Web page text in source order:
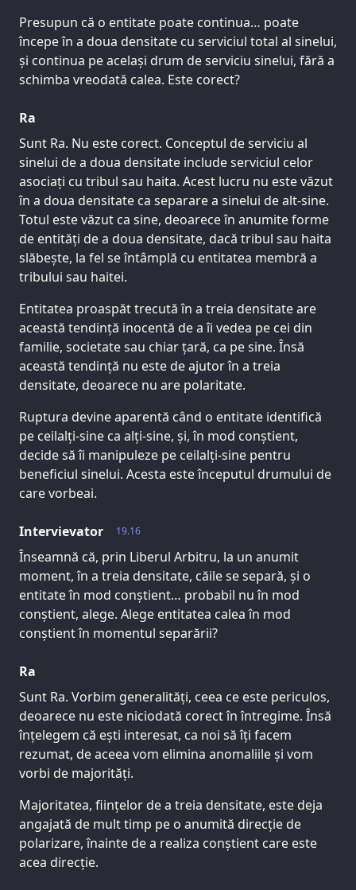
Presupun că o entitate poate continua… poate
începe în a doua densitate cu serviciul total al sinelui,
și continua pe același drum de serviciu sinelui, fără a
schimba vreodată calea. Este corect?
Ra
Sunt Ra. Nu este corect. Conceptul de serviciu al
sinelui de a doua densitate include serviciul celor
asociați cu tribul sau haita. Acest lucru nu este văzut
în a doua densitate ca separare a sinelui de alt-sine.
Totul este văzut ca sine, deoarece în anumite forme
de entități de a doua densitate, dacă tribul sau haita
slăbește, la fel se întâmplă cu entitatea membră a
tribului sau haitei.
Entitatea proaspăt trecută în a treia densitate are
această tendință inocentă de a îi vedea pe cei din
familie, societate sau chiar țară, ca pe sine. Însă
această tendință nu este de ajutor în a treia
densitate, deoarece nu are polaritate.
Ruptura devine aparentă când o entitate identifică
pe ceilalți-sine ca alți-sine, și, în mod conștient,
decide să îi manipuleze pe ceilalți-sine pentru
beneficiul sinelui. Acesta este începutul drumului de
care vorbeai.
19.16
Intervievator
Înseamnă că, prin Liberul Arbitru, la un anumit
moment, în a treia densitate, căile se separă, și o
entitate în mod conștient… probabil nu în mod
conștient, alege. Alege entitatea calea în mod
conștient în momentul separării?
Ra
Sunt Ra. Vorbim generalități, ceea ce este periculos,
deoarece nu este niciodată corect în întregime. Însă
înțelegem că ești interesat, ca noi să îți facem
rezumat, de aceea vom elimina anomaliile și vom
vorbi de majorități.
Majoritatea, ființelor de a treia densitate, este deja
angajată de mult timp pe o anumită direcție de
polarizare, înainte de a realiza conștient care este
acea direcție.